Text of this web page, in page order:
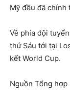
Mỹ đều đã chính
Về phía đội
thứ Sáu tới tại
kết World Cup.
Nguồn Tổng hợp